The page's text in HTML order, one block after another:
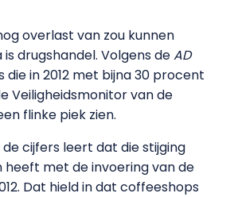
overlast van zou kunnen
drugshandel. Volgens deAD
die in 2012 met bijna 30 procent
Veiligheidsmonitor van de
flinke piek zien.
cijfers leert dat die stijging
met de invoering van de
Dat hield in dat coffeeshops